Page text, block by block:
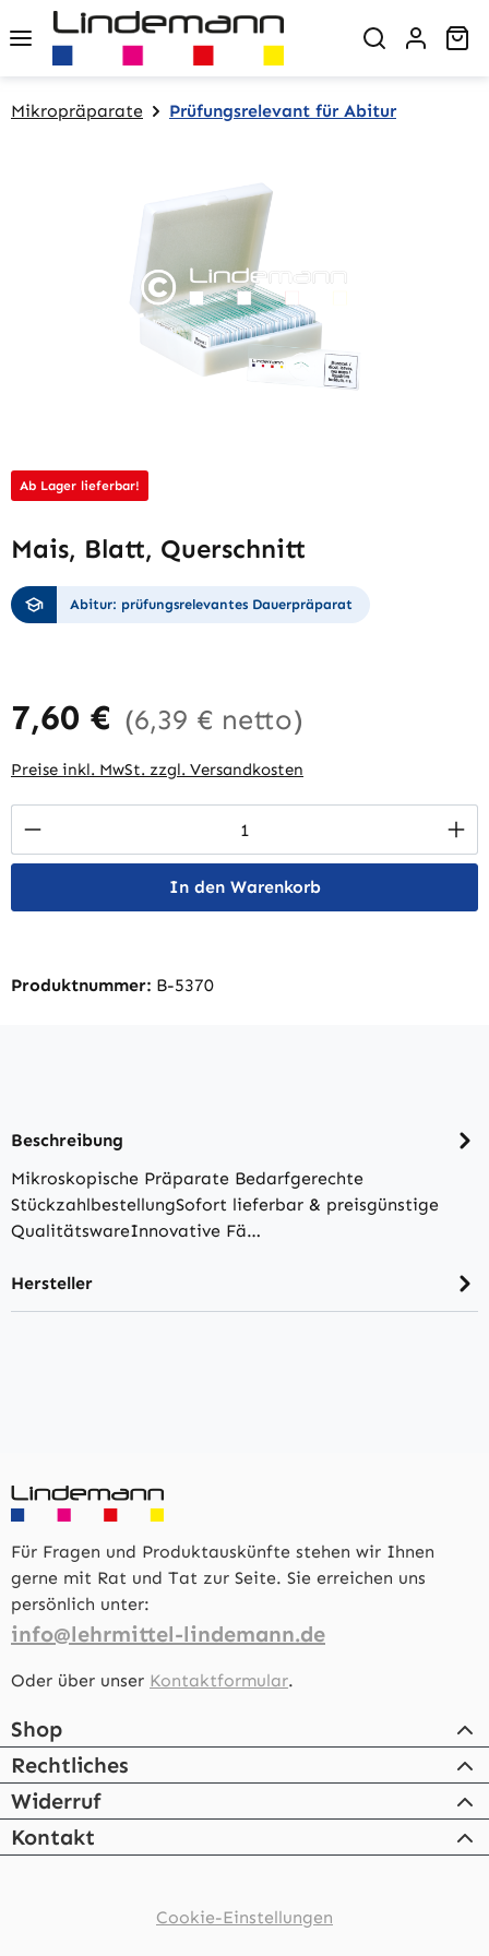
Zum Hauptinhalt springen
Mikropräparate Prüfungsrelevant für Abitur
Ab Lager lieferbar!
Mais, Blatt, Querschnitt
Abitur: prüfungsrelevantes Dauerpräparat
7,60 € (6,39 € netto)
Preise inkl. MwSt. zzgl. Versandkosten
Produkt Anzahl: Gib den gewünschten
In den Warenkorb
Produktnummer: B-5370
Beschreibung
Mikroskopische Präparate Bedarfgerechte
StückzahlbestellungSofort lieferbar & preisgünstige
QualitätswareInnovative Fä…
Hersteller
Für Fragen und Produktauskünfte stehen wir Ihnen
gerne mit Rat und Tat zur Seite. Sie erreichen uns
persönlich unter:
info@lehrmittel-lindemann.de
Oder über unser Kontaktformular.
Shop
Rechtliches
Widerruf
Kontakt
Cookie-Einstellungen